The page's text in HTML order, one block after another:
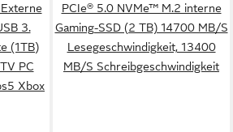
3.
(1TB)
PC
Xbox
PCIe® 5.0 NVMe™ M.2 interne
Gaming-SSD (2 TB) 14700 MB/S
Lesegeschwindigkeit, 13400
MB/S Schreibgeschwindigkeit